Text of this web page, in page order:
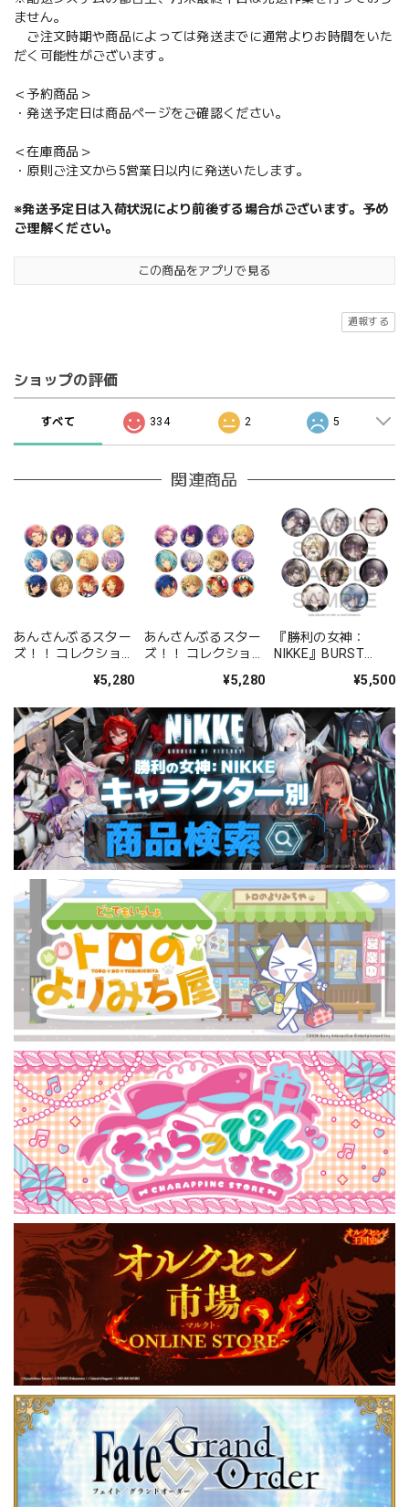
ません。
ご注文時期や商品によっては発送までに通常よりお時間をいた
だく可能性がございます。
＜予約商品＞
・発送予定日は商品ページをご確認ください。
＜在庫商品＞
・原則ご注文から5営業日以内に発送いたします。
※発送予定日は入荷状況により前後する場合がございます。予め
ご理解ください。
この商品をアプリで見る
通報する
ショップの評価
すべて 334 2 5
関連商品
あんさんぶるスター
ズ！！ コレクション
¥5,280
あんさんぶるスター
ズ！！ コレクション
¥5,280
『勝利の女神：
NIKKE』BURST
ジ Vol.9 BOX 全10種
¥5,500